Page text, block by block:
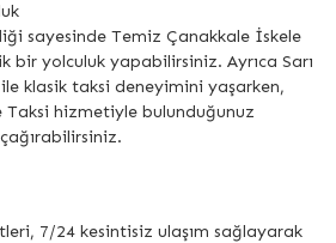
sayesinde Temiz Çanakkale İskele
bir yolculuk yapabilirsiniz. Ayrıca Sarı
klasik taksi deneyimini yaşarken,
Taksi hizmetiyle bulunduğunuz
7/24 kesintisiz ulaşım sağlayarak